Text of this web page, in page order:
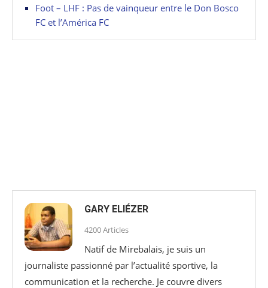
Foot – LHF : Pas de vainqueur entre le Don Bosco
FC et l’América FC
GARY ELIÉZER
4200 Articles
Natif de Mirebalais, je suis un
journaliste passionné par l’actualité sportive, la
communication et la recherche. Je couvre divers